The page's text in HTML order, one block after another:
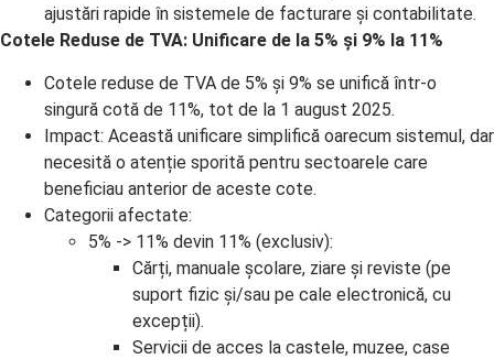
ajustări rapide în sistemele de facturare și contabilitate.
Cotele Reduse de TVA: Unificare de la 5% și 9% la 11%
Cotele reduse de TVA de 5% și 9% se unifică într-o
singură cotă de 11%, tot de la 1 august 2025.
Impact: Această unificare simplifică oarecum sistemul, dar
necesită o atenție sporită pentru sectoarele care
beneficiau anterior de aceste cote.
Categorii afectate:
5% -> 11% devin 11% (exclusiv):
Cărți, manuale școlare, ziare și reviste (pe
suport fizic și/sau pe cale electronică, cu
excepții).
Servicii de acces la castele, muzee, case